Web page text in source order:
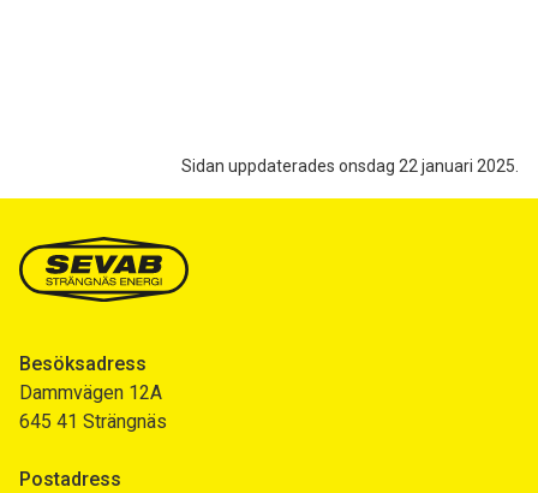
Sidan uppdaterades onsdag 22 januari 2025.
Besöksadress
Dammvägen 12A
645 41 Strängnäs
Postadress